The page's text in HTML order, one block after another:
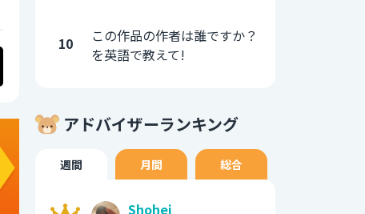
10
この作品の作者は誰ですか？
を英語で教えて!
アドバイザーランキング
週間 月間 総合
Shohei